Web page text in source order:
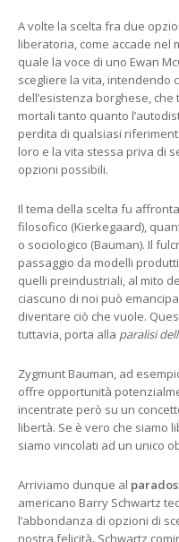
A volte la scelta fra due
liberatoria, come accade nel
quale la voce di uno Ewan
scegliere la vita, intendendo
dell’esistenza borghese,
mortali tanto quanto
perdita di qualsiasi
loro e la vita stessa priva di
opzioni possibili.
Il tema della scelta fu
filosofico (Kierkegaard),
o sociologico (Bauman). Il
passaggio da modelli
quelli preindustriali, al mito
ciascuno di noi può
diventare ciò che vuole.
tuttavia, porta alla paralisi
Zygmunt Bauman, ad
offre opportunità
incentrate però su un
libertà. Se è vero che siamo
siamo vincolati ad un unico
Arriviamo dunque al
americano Barry Schwartz
l’abbondanza di opzioni di
nostra felicità. Schwartz